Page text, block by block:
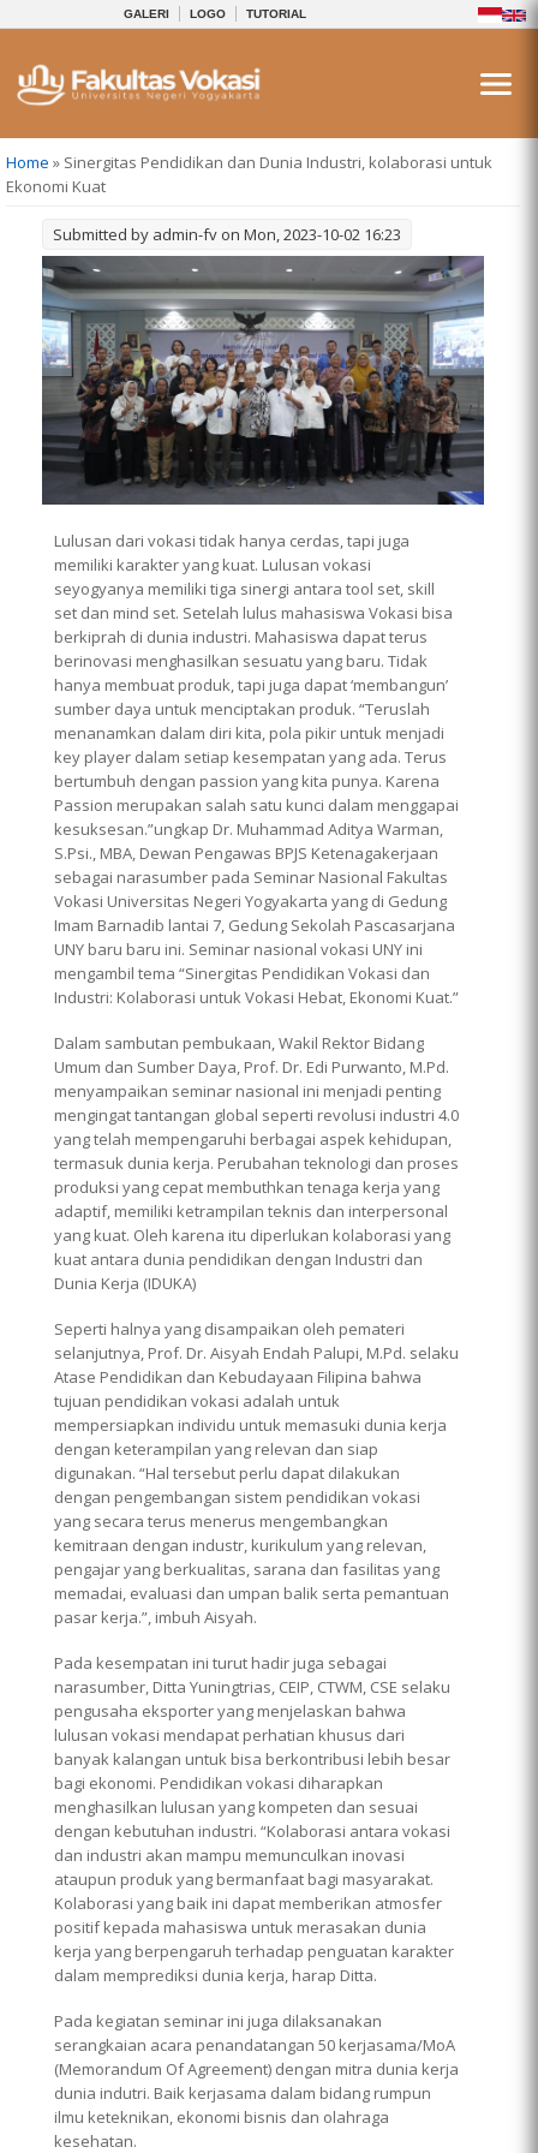
GALERI LOGO TUTORIAL
You are here
Home » Sinergitas Pendidikan dan Dunia Industri, kolaborasi untuk
Ekonomi Kuat
Submitted by admin-fv on Mon, 2023-10-02 16:23
Lulusan dari vokasi tidak hanya cerdas, tapi juga
memiliki karakter yang kuat. Lulusan vokasi
seyogyanya memiliki tiga sinergi antara tool set, skill
set dan mind set. Setelah lulus mahasiswa Vokasi bisa
berkiprah di dunia industri. Mahasiswa dapat terus
berinovasi menghasilkan sesuatu yang baru. Tidak
hanya membuat produk, tapi juga dapat ‘membangun’
sumber daya untuk menciptakan produk. “Teruslah
menanamkan dalam diri kita, pola pikir untuk menjadi
key player dalam setiap kesempatan yang ada. Terus
bertumbuh dengan passion yang kita punya. Karena
Passion merupakan salah satu kunci dalam menggapai
kesuksesan.”ungkap Dr. Muhammad Aditya Warman,
S.Psi., MBA, Dewan Pengawas BPJS Ketenagakerjaan
sebagai narasumber pada Seminar Nasional Fakultas
Vokasi Universitas Negeri Yogyakarta yang di Gedung
Imam Barnadib lantai 7, Gedung Sekolah Pascasarjana
UNY baru baru ini. Seminar nasional vokasi UNY ini
mengambil tema “Sinergitas Pendidikan Vokasi dan
Industri: Kolaborasi untuk Vokasi Hebat, Ekonomi Kuat.”
Dalam sambutan pembukaan, Wakil Rektor Bidang
Umum dan Sumber Daya, Prof. Dr. Edi Purwanto, M.Pd.
menyampaikan seminar nasional ini menjadi penting
mengingat tantangan global seperti revolusi industri 4.0
yang telah mempengaruhi berbagai aspek kehidupan,
termasuk dunia kerja. Perubahan teknologi dan proses
produksi yang cepat membuthkan tenaga kerja yang
adaptif, memiliki ketrampilan teknis dan interpersonal
yang kuat. Oleh karena itu diperlukan kolaborasi yang
kuat antara dunia pendidikan dengan Industri dan
Dunia Kerja (IDUKA)
Seperti halnya yang disampaikan oleh pemateri
selanjutnya, Prof. Dr. Aisyah Endah Palupi, M.Pd. selaku
Atase Pendidikan dan Kebudayaan Filipina bahwa
tujuan pendidikan vokasi adalah untuk
mempersiapkan individu untuk memasuki dunia kerja
dengan keterampilan yang relevan dan siap
digunakan. “Hal tersebut perlu dapat dilakukan
dengan pengembangan sistem pendidikan vokasi
yang secara terus menerus mengembangkan
kemitraan dengan industr, kurikulum yang relevan,
pengajar yang berkualitas, sarana dan fasilitas yang
memadai, evaluasi dan umpan balik serta pemantuan
pasar kerja.”, imbuh Aisyah.
Pada kesempatan ini turut hadir juga sebagai
narasumber, Ditta Yuningtrias, CEIP, CTWM, CSE selaku
pengusaha eksporter yang menjelaskan bahwa
lulusan vokasi mendapat perhatian khusus dari
banyak kalangan untuk bisa berkontribusi lebih besar
bagi ekonomi. Pendidikan vokasi diharapkan
menghasilkan lulusan yang kompeten dan sesuai
dengan kebutuhan industri. “Kolaborasi antara vokasi
dan industri akan mampu memunculkan inovasi
ataupun produk yang bermanfaat bagi masyarakat.
Kolaborasi yang baik ini dapat memberikan atmosfer
positif kepada mahasiswa untuk merasakan dunia
kerja yang berpengaruh terhadap penguatan karakter
dalam memprediksi dunia kerja, harap Ditta.
Pada kegiatan seminar ini juga dilaksanakan
serangkaian acara penandatangan 50 kerjasama/MoA
(Memorandum Of Agreement) dengan mitra dunia kerja
dunia indutri. Baik kerjasama dalam bidang rumpun
ilmu keteknikan, ekonomi bisnis dan olahraga
kesehatan.